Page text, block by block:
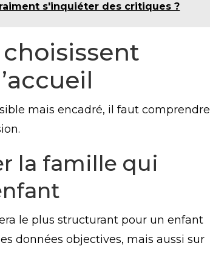
s'inquiéter des critiques ?
mais encadré, il faut comprendre
la famille qui
le plus structurant pour un enfant
données objectives, mais aussi sur